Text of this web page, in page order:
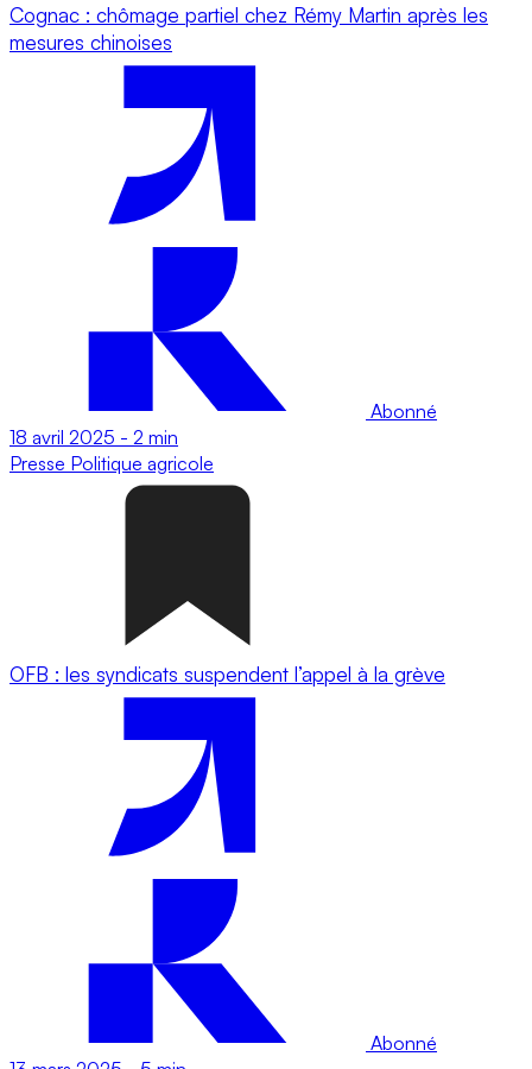
Cognac : chômage partiel chez Rémy Martin après les
mesures chinoises
Abonné
18 avril 2025 - 2 min
Presse Politique agricole
OFB : les syndicats suspendent l’appel à la grève
Abonné